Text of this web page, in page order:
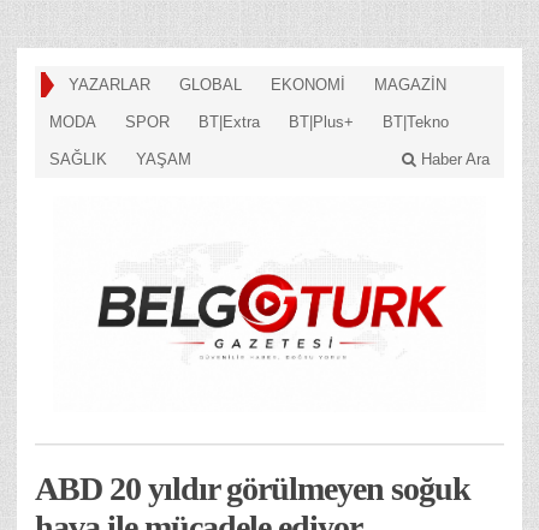
YAZARLAR GLOBAL EKONOMİ MAGAZİN
MODA SPOR BT|Extra BT|Plus+ BT|Tekno
SAĞLIK YAŞAM Haber Ara
ABD 20 yıldır görülmeyen soğuk